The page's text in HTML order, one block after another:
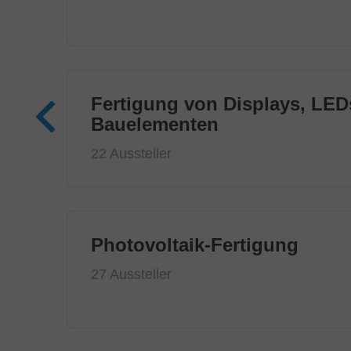
Fertigung von Displays,
Bauelementen
22 Aussteller
Photovoltaik-Fertigung
27 Aussteller